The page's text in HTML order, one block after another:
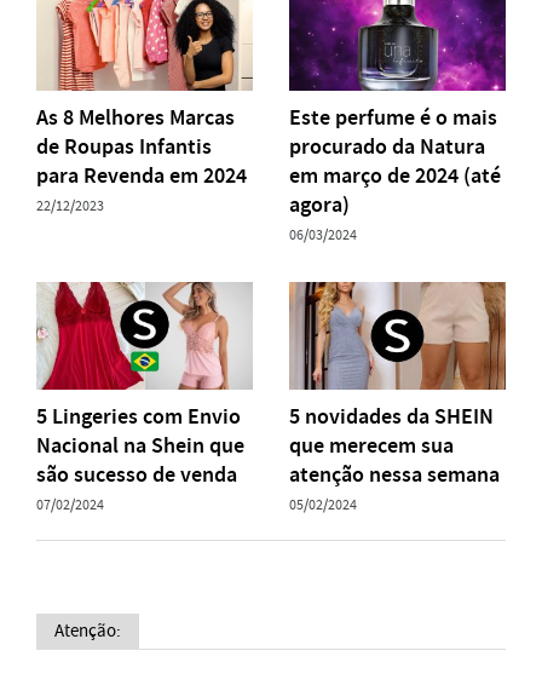
As 8 Melhores Marcas
de Roupas Infantis
para Revenda em 2024
22/12/2023
Este perfume é o mais
procurado da Natura
em março de 2024 (até
agora)
06/03/2024
5 Lingeries com Envio
Nacional na Shein que
são sucesso de venda
07/02/2024
5 novidades da SHEIN
que merecem sua
atenção nessa semana
05/02/2024
Atenção: